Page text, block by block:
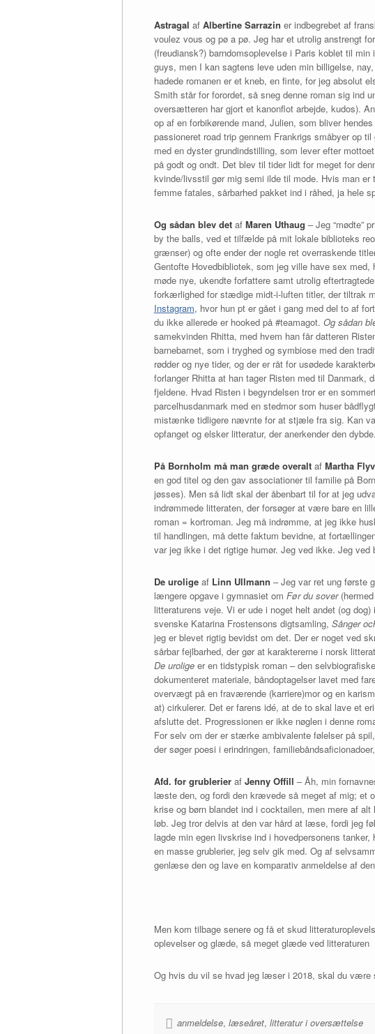
Astragal af Albertine Sarrazin er indbegrebet af
voulez vous og pø a pø. Jeg har et utrolig anstrengt
(freudiansk?) barndomsoplevelse i Paris koblet til
guys, men I kan sagtens leve uden min billigelse,
hadede romanen er et kneb, en finte, for jeg absolut
Smith står for forordet, så sneg denne roman sig ind
oversætteren har gjort et kanonflot arbejde, kudos).
op af en forbikørende mand, Julien, som bliver
passioneret road trip gennem Frankrigs småbyer op
med en dyster grundindstilling, som lever efter
på godt og ondt. Det blev til tider lidt for meget for
kvinde/livsstil gør mig semi ilde til mode. Hvis man
femme fatales, sårbarhed pakket ind i råhed, ja hele
Og sådan blev detaf Maren Uthaug – Jeg “mødte”
by the balls, ved et tilfælde på mit lokale biblioteks
grænser) og ofte ender der nogle ret overraskende
Gentofte Hovedbibliotek, som jeg ville have sex
møde nye, ukendte forfattere samt utrolig
forkærlighed for stædige midt-i-luften titler, der tiltrak
Instagram, hvor hun pt er gået i gang med del to af
du ikke allerede er hooked på #teamagot. Og sådan
samekvinden Rhitta, med hvem han får datteren
barnebarnet, som i tryghed og symbiose med den
rødder og nye tider, og der er råt for usødede
forlanger Rhitta at han tager Risten med til
fjeldene. Hvad Risten i begyndelsen tror er en
parcelhusdanmark med en stedmor som huser
mistænke tidligere nævnte for at stjæle fra sig. Kan
opfanget og elsker litteratur, der anerkender den dybde.
På Bornholm må man græde overaltaf Martha
en god titel og den gav associationer til familie på
jøsses). Men så lidt skal der åbenbart til for at jeg
indrømmede litteraten, der forsøger at være bare en
roman = kortroman. Jeg må indrømme, at jeg ikke
til handlingen, må dette faktum bevidne, at
var jeg ikke i det rigtige humør. Jeg ved ikke. Jeg
De uroligeaf Linn Ullmann – Jeg var ret ung første
længere opgave i gymnasiet om Før du sover(hermed
litteraturens veje. Vi er ude i noget helt andet (og dog) i
svenske Katarina Frostensons digtsamling, Sånger
jeg er blevet rigtig bevidst om det. Der er noget ved
sårbar fejlbarhed, der gør at karaktererne i norsk
De uroligeer en tidstypisk roman – den
dokumenteret materiale, båndoptagelser lavet med
overvægt på en fraværende (karriere)mor og en
at) cirkulerer. Det er farens idé, at de to skal lave et
afslutte det. Progressionen er ikke nøglen i denne
For selv om der er stærke ambivalente følelser på
der søger poesi i erindringen,
Afd. for grublerieraf Jenny Offill – Åh, min
læste den, og fordi den krævede så meget af mig; et
krise og børn blandet ind i cocktailen, men mere af
løb. Jeg tror delvis at den var hård at læse, fordi jeg
lagde min egen livskrise ind i hovedpersonens
en masse grublerier, jeg selv gik med. Og af
genlæse den og lave en komparativ anmeldelse af
Men kom tilbage senere og få et skud
oplevelser og glæde, så meget glæde ved litteraturen
Og hvis du vil se hvad jeg læser i 2018, skal du være
anmeldelse, læseåret, litteratur i oversættelse